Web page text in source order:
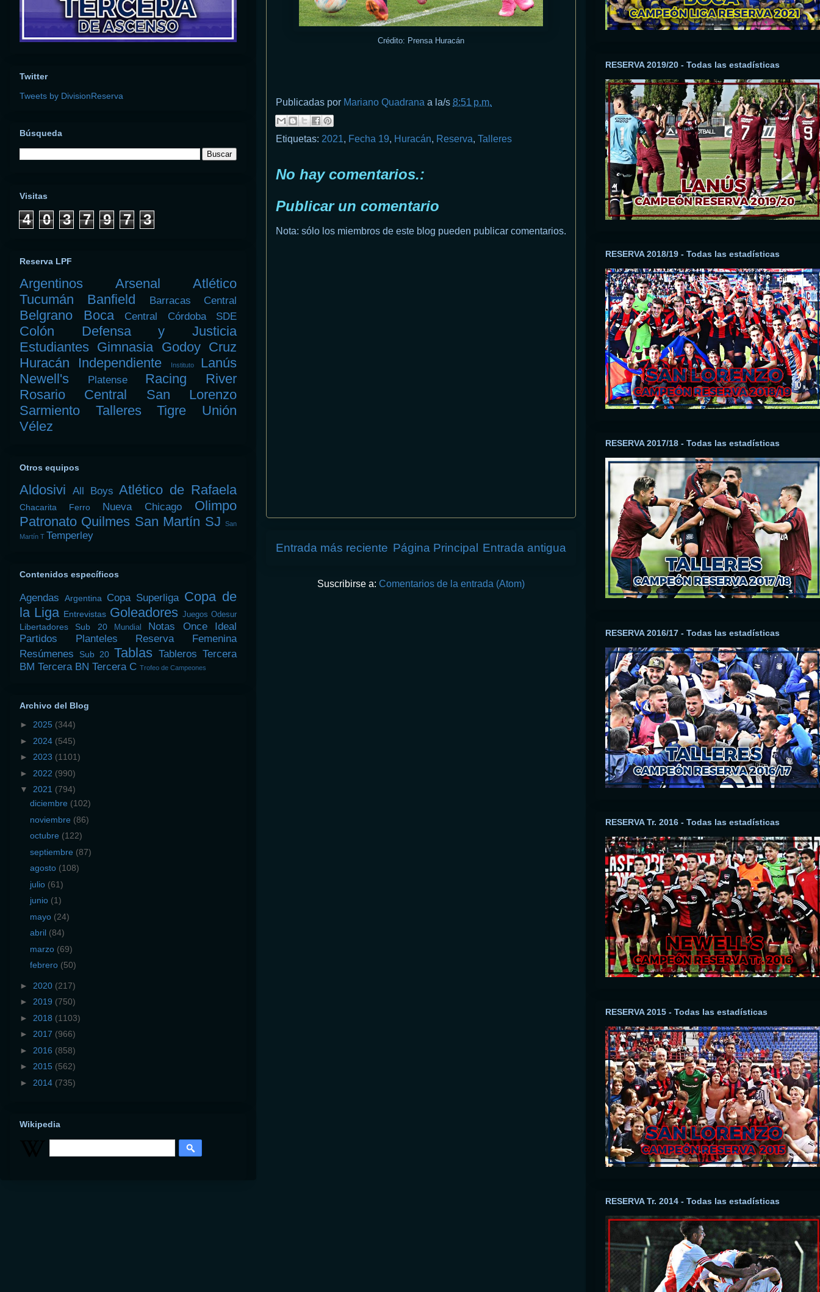
Crédito: Prensa Huracán
Publicadas por Mariano Quadrana a la/s 8:51 p.m.
Etiquetas: 2021, Fecha 19, Huracán, Reserva, Talleres
No hay comentarios.:
Publicar un comentario
Nota: sólo los miembros de este blog pueden publicar comentarios.
Entrada más reciente Entrada antigua
Página Principal
Suscribirse a: Comentarios de la entrada (Atom)
Twitter
Tweets by DivisionReserva
Búsqueda
Visitas
4 0 3 7 9 7 3
Reserva LPF
Argentinos Arsenal
Atlético
Tucumán
Banfield Barracas Central
Belgrano Boca Central Córdoba SDE
Colón
Defensa y Justicia
Estudiantes Gimnasia Godoy Cruz
Huracán
Independiente Instituto
Lanús
Newell's
Platense Racing
River
Rosario Central
San Lorenzo
Sarmiento
Talleres Tigre
Unión
Vélez
Otros equipos
Aldosivi All Boys Atlético de Rafaela
Chacarita Ferro Nueva Chicago
Olimpo
Patronato Quilmes San Martín SJ
San
Martín T Temperley
Contenidos específicos
Agendas Argentina Copa Superliga Copa de
la Liga Entrevistas Goleadores Juegos Odesur
Libertadores Sub 20 Mundial Notas
Once Ideal
Partidos
Planteles
Reserva Femenina
Resúmenes
Sub 20 Tablas Tableros Tercera
BM Tercera BN Tercera C Trofeo de Campeones
Archivo del Blog
► 2025 (344)
► 2024 (545)
► 2023 (1101)
► 2022 (990)
▼ 2021 (794)
diciembre (102)
noviembre (86)
octubre (122)
septiembre (87)
agosto (108)
julio (61)
junio (1)
mayo (24)
abril (84)
marzo (69)
febrero (50)
► 2020 (217)
► 2019 (750)
► 2018 (1103)
► 2017 (966)
► 2016 (858)
► 2015 (562)
► 2014 (735)
Wikipedia
RESERVA 2019/20 - Todas las estadísticas
RESERVA 2018/19 - Todas las estadísticas
RESERVA 2017/18 - Todas las estadísticas
RESERVA 2016/17 - Todas las estadísticas
RESERVA Tr. 2016 - Todas las estadísticas
RESERVA 2015 - Todas las estadísticas
RESERVA Tr. 2014 - Todas las estadísticas